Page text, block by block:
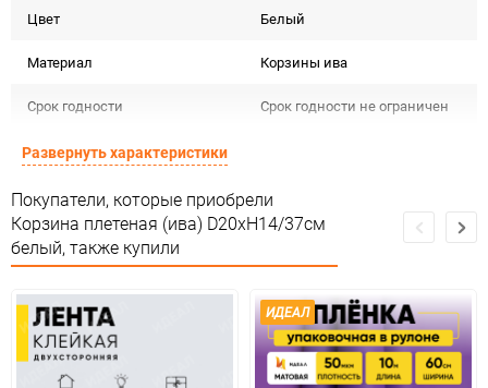
Цвет Белый
Материал Корзины ива
Срок годности Срок годности не ограничен
Предназначение товара
Сертификация Не подлежит сертификации
Особые условия
Сухое, проветриваемое
Минимальное количество 1
Единица измерения шт
Развернуть характеристики
Покупатели, которые приобрели
Корзина плетеная (ива) D20хH14/37см
белый, также купили
ИДЕАЛ